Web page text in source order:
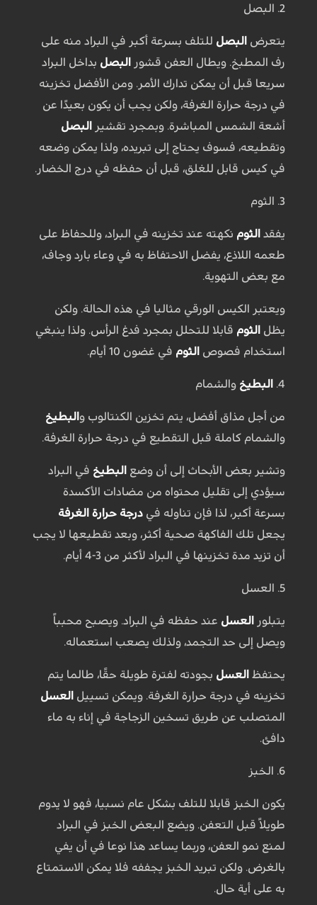
2. البصل
يتعرض البصل للتلف بسرعة أكبر في البراد منه على
رف المطبخ. ويطال العفن قشور
البصل بداخل البراد
سريعا قبل أن يمكن تدارك الأمر. ومن الأفضل تخزينه
في درجة حرارة الغرفة، ولكن يجب أن يكون بعيدًا عن
أشعة الشمس المباشرة. وبمجرد تقشير
البصل
وتقطيعه، فسوف يحتاج إلى تبريده، ولذا يمكن وضعه
في كيس قابل للغلق، قبل أن حفظه في درج الخضار.
3. الثوم
يفقد الثوم نكهته عند تخزينه في البراد، وللحفاظ على
طعمه اللاذع، يفضل الاحتفاظ به في وعاء بارد وجاف،
مع بعض التهوية.
ويعتبر الكيس الورقي مثاليا في هذه الحالة. ولكن
يظل الثوم قابلا للتحلل بمجرد فدغ الرأس. ولذا ينبغي
استخدام فصوص الثوم في غضون 10 أيام.
4. البطيخ والشمام
من أجل مذاق أفضل، يتم تخزين الكنتالوب و البطيخ
والشمام كاملة قبل التقطيع في درجة حرارة الغرفة.
وتشير بعض الأبحاث إلى أن وضع البطيخ في البراد
سيؤدي إلى تقليل محتواه من مضادات الأكسدة
بسرعة أكبر، لذا فإن تناوله في درجة حرارة الغرفة
يجعل تلك الفاكهة صحية أكثر، وبعد تقطيعها لا يجب
أن تزيد مدة تخزينها في البراد لأكثر من 3-4 أيام.
5. العسل
يتبلور العسل عند حفظه في البراد. ويصبح محبباً
ويصل إلى حد التجمد، ولذلك يصعب استعماله.
يحتفظ العسل بجودته لفترة طويلة حقًا، طالما يتم
تخزينه في درجة حرارة الغرفة. ويمكن تسييل العسل
المتصلب عن طريق تسخين الزجاجة في إناء به ماء
دافئ.
6. الخبز
يكون الخبز قابلا للتلف بشكل عام نسبيا، فهو لا يدوم
طويلاً قبل التعفن. ويضع البعض الخبز في البراد
لمنع نمو العفن، وربما يساعد هذا نوعا في أن يفي
بالغرض. ولكن تبريد الخبز يجففه فلا يمكن الاستمتاع
به على أية حال.